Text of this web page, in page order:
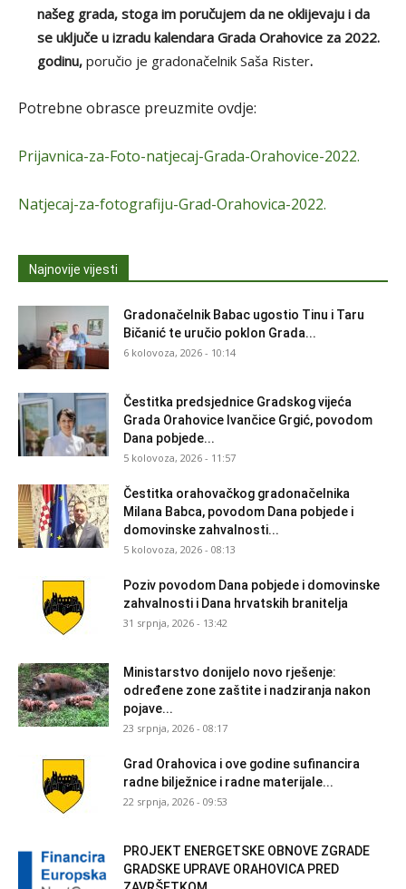
našeg grada, stoga im poručujem da ne oklijevaju i da
se uključe u izradu kalendara Grada Orahovice za 2022.
godinu, poručio je gradonačelnik Saša Rister.
Potrebne obrasce preuzmite ovdje:
Prijavnica-za-Foto-natjecaj-Grada-Orahovice-2022.
Natjecaj-za-fotografiju-Grad-Orahovica-2022.
Najnovije vijesti
Gradonačelnik Babac ugostio Tinu i Taru
Bičanić te uručio poklon Grada...
6 kolovoza, 2026 - 10:14
Čestitka predsjednice Gradskog vijeća
Grada Orahovice Ivančice Grgić, povodom
Dana pobjede...
5 kolovoza, 2026 - 11:57
Čestitka orahovačkog gradonačelnika
Milana Babca, povodom Dana pobjede i
domovinske zahvalnosti...
5 kolovoza, 2026 - 08:13
Poziv povodom Dana pobjede i domovinske
zahvalnosti i Dana hrvatskih branitelja
31 srpnja, 2026 - 13:42
Ministarstvo donijelo novo rješenje:
određene zone zaštite i nadziranja nakon
pojave...
23 srpnja, 2026 - 08:17
Grad Orahovica i ove godine sufinancira
radne bilježnice i radne materijale...
22 srpnja, 2026 - 09:53
PROJEKT ENERGETSKE OBNOVE ZGRADE
GRADSKE UPRAVE ORAHOVICA PRED